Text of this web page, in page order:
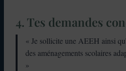
4. Tes demandes
« Je sollicite une AEEH ainsi
des aménagements scolaires
»